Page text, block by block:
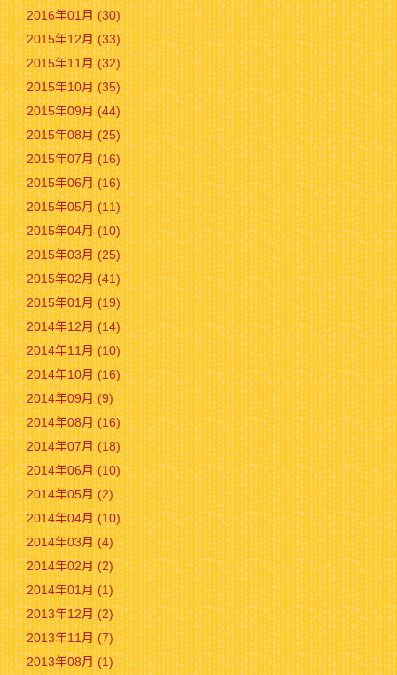
2016年01月 (30)
2015年12月 (33)
2015年11月 (32)
2015年10月 (35)
2015年09月 (44)
2015年08月 (25)
2015年07月 (16)
2015年06月 (16)
2015年05月 (11)
2015年04月 (10)
2015年03月 (25)
2015年02月 (41)
2015年01月 (19)
2014年12月 (14)
2014年11月 (10)
2014年10月 (16)
2014年09月 (9)
2014年08月 (16)
2014年07月 (18)
2014年06月 (10)
2014年05月 (2)
2014年04月 (10)
2014年03月 (4)
2014年02月 (2)
2014年01月 (1)
2013年12月 (2)
2013年11月 (7)
2013年08月 (1)